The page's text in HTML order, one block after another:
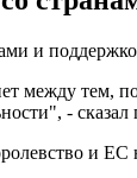
и
между тем,
- сказал
и